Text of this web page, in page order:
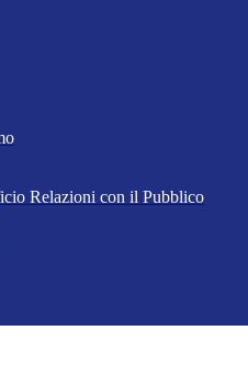
Relazioni con il Pubblico